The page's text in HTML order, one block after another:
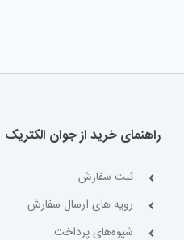
راهنمای خرید از جوان الکتریک
ثبت سفارش
رویه های ارسال سفارش
شیوه‌های پرداخت